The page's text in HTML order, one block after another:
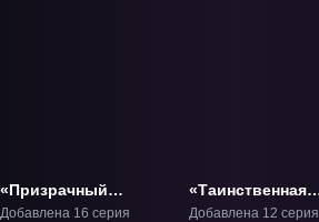
«Призрачный
Наньтин» ТВ-1
Добавлена 16 серия
«Таинственная
гладь опасений»
Добавлена 12 серия